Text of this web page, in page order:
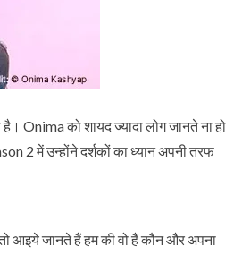
Onima को शायद ज्यादा लोग जानते ना हो
2 में उन्होंने दर्शकों का ध्यान अपनी तरफ
आइये जानते हैं हम की वो हैं कौन और अपना